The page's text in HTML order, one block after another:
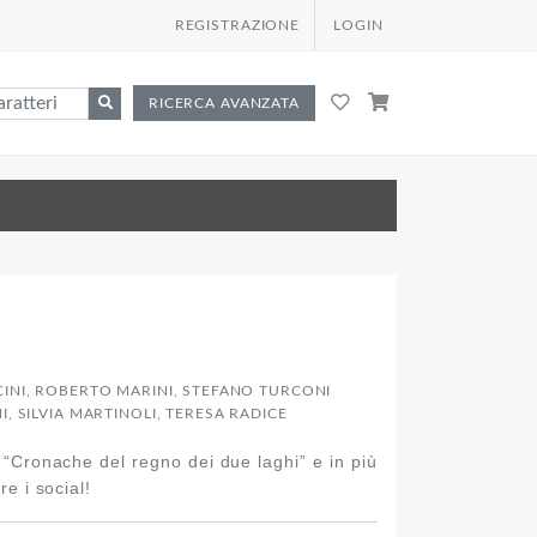
REGISTRAZIONE LOGIN
RICERCA AVANZATA
ROBERTO MARINI, STEFANO TURCONI
SILVIA MARTINOLI, TERESA RADICE
del regno dei due laghi” e in più
i social!